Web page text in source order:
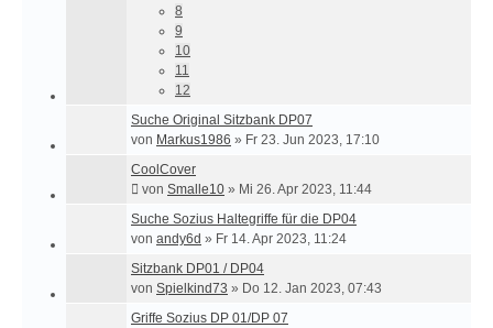
8
9
10
11
12
Suche Original Sitzbank DP07
von Markus1986 » Fr 23. Jun 2023, 17:10
CoolCover
von Smalle10 » Mi 26. Apr 2023, 11:44
Suche Sozius Haltegriffe für die DP04
von andy6d » Fr 14. Apr 2023, 11:24
Sitzbank DP01 / DP04
von Spielkind73 » Do 12. Jan 2023, 07:43
Griffe Sozius DP 01/DP 07